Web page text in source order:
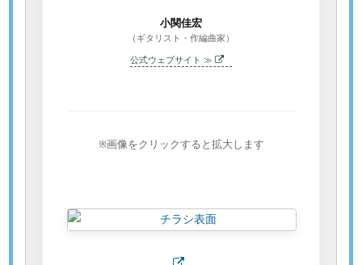
小関佳宏
（ギタリスト・作編曲家）
公式ウェブサイト ≫
※画像をクリックすると拡大します